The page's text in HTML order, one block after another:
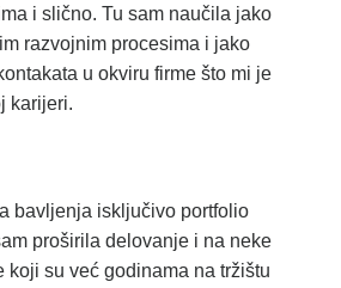
i slično. Tu sam naučila jako
razvojnim procesima i jako
u okviru firme što mi je
karijeri.
bavljenja isključivo portfolio
proširila delovanje i na neke
koji su već godinama na tržištu